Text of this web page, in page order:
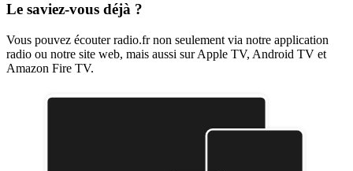
Le saviez-vous déjà ?
Vous pouvez écouter radio.fr non seulement via notre application
radio ou notre site web, mais aussi sur Apple TV, Android TV et
Amazon Fire TV.